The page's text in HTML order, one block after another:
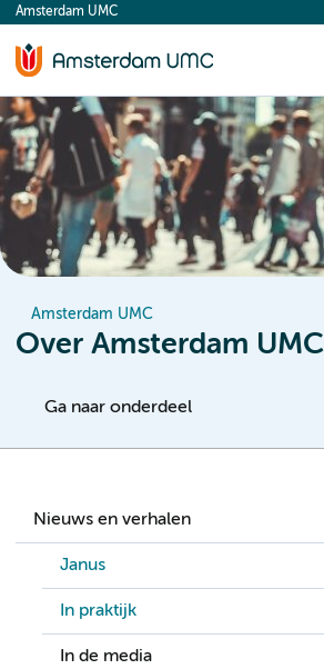
content
Amsterdam UMC
Amsterdam UMC
Over Amsterdam UMC
Ga naar onderdeel
Nieuws en verhalen
Janus
In praktijk
In de media